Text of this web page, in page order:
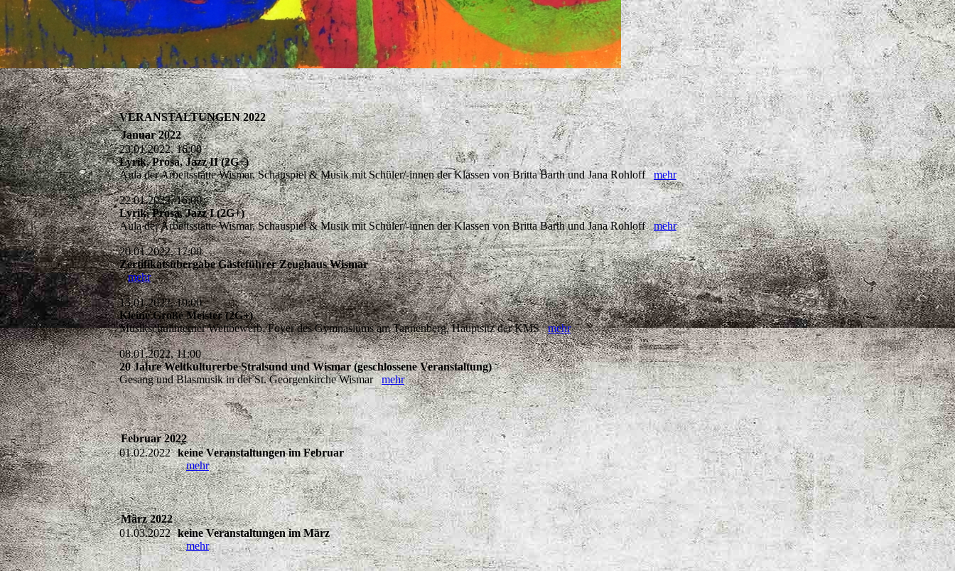
VERANSTALTUNGEN 2022
Januar 2022
23.01.2022, 16:00
Lyrik, Prosa, Jazz II (2G+)
Aula der Arbeitsstätte Wismar, Schauspiel & Musik mit Schüler/-innen der Klassen von Britta Barth und Jana Rohloffmehr
22.01.2022, 16:00
Lyrik, Prosa, Jazz I (2G+)
Aula der Arbeitsstätte Wismar, Schauspiel & Musik mit Schüler/-innen der Klassen von Britta Barth und Jana Rohloffmehr
20.01.2022, 17:00
Zertifikatsübergabe Gästeführer Zeughaus Wismar
mehr
15.01.2022, 10:00
Kleine Große Meister (2G+)
Musikschulinterner Wettbewerb, Foyer des Gymnasiums am Tannenberg, Hauptsitz der KMSmehr
08.01.2022, 11:00
20 Jahre Weltkulturerbe Stralsund und Wismar (geschlossene Veranstaltung)
Gesang und Blasmusik in der St. Georgenkirche Wismarmehr
Februar 2022
01.02.2022 keine Veranstaltungen im Februar
mehr
März 2022
01.03.2022 keine Veranstaltungen im März
mehr